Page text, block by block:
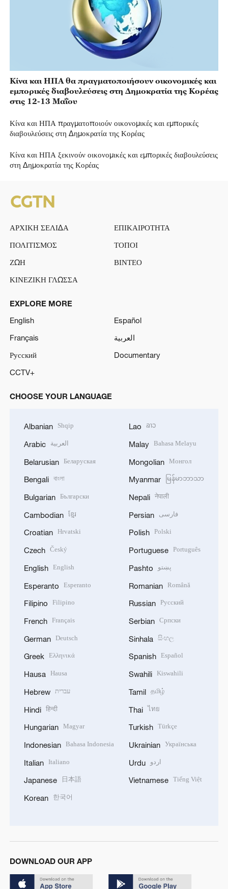
Κίνα και ΗΠΑ θα πραγματοποιήσουν οικονομικές και
εμπορικές διαβουλεύσεις στη Δημοκρατία της Κορέας
στις 12-13 Μαΐου
Κίνα και ΗΠΑ πραγματοποιούν οικονομικές και εμπορικές
διαβουλεύσεις στη Δημοκρατία της Κορέας
Κίνα και ΗΠΑ ξεκινούν οικονομικές και εμπορικές διαβουλεύσεις
στη Δημοκρατία της Κορέας
ΑΡΧΙΚΗ ΣΕΛΙΔΑ
ΕΠΙΚΑΙΡΟΤΗΤΑ
ΠΟΛΙΤΙΣΜΟΣ
ΤΟΠΟΙ
ΖΩΗ
ΒΙΝΤΕΟ
ΚΙΝΕΖΙΚΗ ΓΛΩΣΣΑ
EXPLORE MORE
English
Español
Français
العربية
Русский
Documentary
CCTV+
CHOOSE YOUR LANGUAGE
Albanian Shqip
Arabic العربية
Belarusian Беларуская
Bengali বাংলা
Bulgarian Български
Cambodian ខ្មែរ
Croatian Hrvatski
Czech Český
English English
Esperanto Esperanto
Filipino Filipino
French Français
German Deutsch
Greek Ελληνικά
Hausa Hausa
Hebrew עברית
Hindi हिन्दी
Hungarian Magyar
Indonesian Bahasa Indonesia
Italian Italiano
Japanese 日本語
Korean 한국어
Lao ລາວ
Malay Bahasa Melayu
Mongolian Монгол
Myanmar မြန်မာဘာသာ
Nepali नेपाली
Persian فارسی
Polish Polski
Portuguese Português
Pashto پښتو
Romanian Română
Russian Русский
Serbian Српски
Sinhala සිංහල
Spanish Español
Swahili Kiswahili
Tamil தமிழ்
Thai ไทย
Turkish Türkçe
Ukrainian Українська
Urdu اردو
Vietnamese Tiếng Việt
DOWNLOAD OUR APP